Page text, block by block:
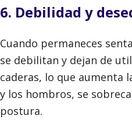
6. Debilidad y
Cuando permaneces
se debilitan y dejan de
caderas, lo que aumenta
y los hombros, se
postura.